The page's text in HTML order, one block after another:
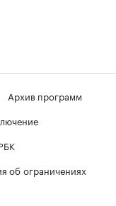
Архив программ
об ограничениях